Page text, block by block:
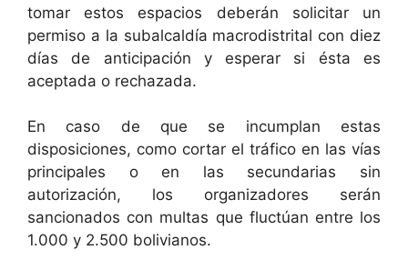
tomar estos espacios deberán solicitar un
permiso a la subalcaldía macrodistrital con diez
días de anticipación y esperar si ésta es
aceptada o rechazada.
En caso de que se incumplan estas
disposiciones, como cortar el tráfico en las vías
principales o en las secundarias sin
autorización, los organizadores serán
sancionados con multas que fluctúan entre los
1.000 y 2.500 bolivianos.